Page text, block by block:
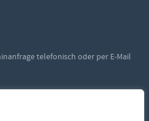
telefonisch oder per E-Mail